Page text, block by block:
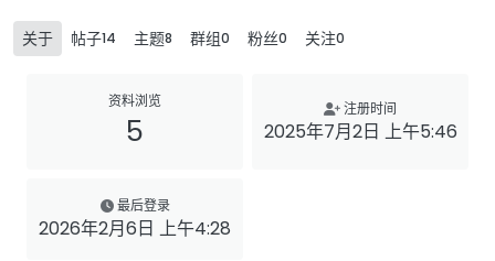
关于 帖子14 主题8 群组0 粉丝0 关注0
资料浏览
5
注册时间
2025年7月2日 上午5:46
最后登录
2026年2月6日 上午4:28